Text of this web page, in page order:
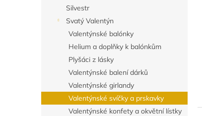
Silvestr
Svatý Valentýn
Valentýnské balónky
Helium a doplňky k balónkům
Plyšáci z lásky
Valentýnské balení dárků
Valentýnské girlandy
Valentýnské svíčky a prskavky
Valentýnské konfety a okvětní lístky